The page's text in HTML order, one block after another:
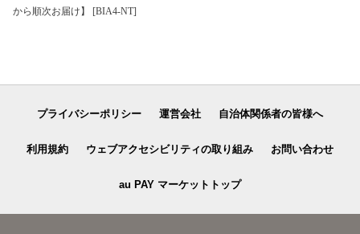
から順次お届け】 [BIA4-NT]
プライバシーポリシー 運営会社 自治体関係者の皆様へ
利用規約 ウェブアクセシビリティの取り組み お問い合わせ
au PAY マーケットトップ